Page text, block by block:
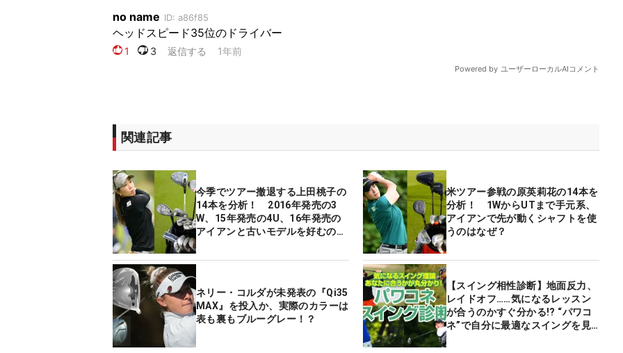
関連記事
今季でツアー撤退する上田桃子の
14本を分析！ 2016年発売の3
W、15年発売の4U、16年発売の
アイアンと古いモデルを好むのは
米ツアー参戦の原英莉花の14本を
分析！ 1WからUTまで手元系、
アイアンで先が動くシャフトを使
うのはなぜ？
ネリー・コルダが未発表の『Qi35
MAX』を投入か、実際のカラーは
表も裏もブルーグレー！？
【スイング相性診断】地面反力、
レイドオフ……気になるレッスン
が合うのかすぐ分かる!? “パワコ
ネ”で自分に最適なスイングを見